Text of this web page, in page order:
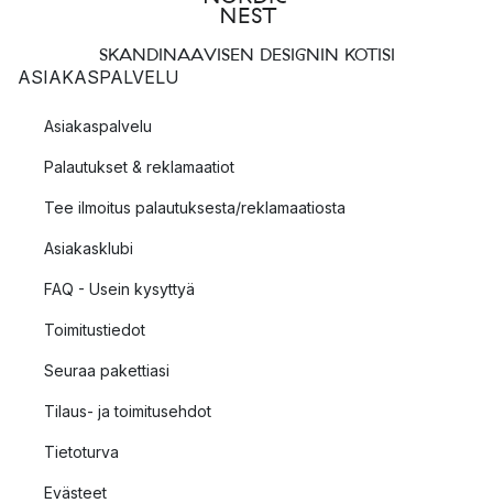
SKANDINAAVISEN DESIGNIN KOTISI
ASIAKASPALVELU
Asiakaspalvelu
Palautukset & reklamaatiot
Tee ilmoitus palautuksesta/reklamaatiosta
Asiakasklubi
FAQ - Usein kysyttyä
Toimitustiedot
Seuraa pakettiasi
Tilaus- ja toimitusehdot
Tietoturva
Evästeet